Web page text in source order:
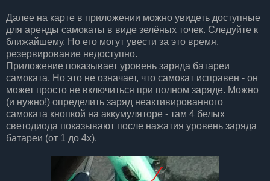
Далее на карте в приложении можно увидеть доступные
для аренды самокаты в виде зелёных точек. Следуйте к
ближайшему. Но его могут увести за это время,
резервирование недоступно.
Приложение показывает уровень заряда батареи
самоката. Но это не означает, что самокат исправен - он
может просто не включиться при полном заряде. Можно
(и нужно!) определить заряд неактивированного
самоката кнопкой на аккумуляторе - там 4 белых
светодиода показывают после нажатия уровень заряда
батареи (от 1 до 4х).